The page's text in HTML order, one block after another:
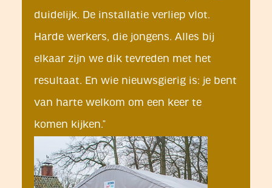
duidelijk. De installatie verliep vlot.
Harde werkers, die jongens. Alles bij
elkaar zijn we dik tevreden met het
resultaat. En wie nieuwsgierig is: je bent
van harte welkom om een keer te
komen kijken.”